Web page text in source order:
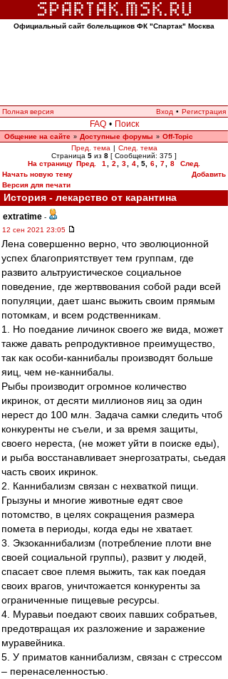
Официальный сайт болельщиков ФК "Спартак" Москва
Полная версия Вход • Регистрация
FAQ • Поиск
Общение на сайте » Доступные форумы » Off-Topic
Пред. тема | След. тема
Страница 5 из 8 [ Сообщений: 375 ]
На страницу Пред. 1 2 3 4 5 6 7 8
След.
Начать новую тему
Добавить
Версия для печати
История - лекарство от карантина
extratime -
12 сен 2021 23:05
Лена совершенно верно, что эволюционной
успех благоприятствует тем группам, где
развито альтруистическое социальное
поведение, где жертввования собой ради всей
популяции, дает шанс выжить своим прямым
потомкам, и всем родственникам.
1. Но поедание личинок своего же вида, может
также давать репродуктивное преимущество,
так как особи-каннибалы производят больше
яиц, чем не-каннибалы.
Рыбы производит огромное количество
икринок, от десяти миллионов яиц за один
нерест до 100 млн. Задача самки следить чтоб
конкуренты не съели, и за время защиты,
своего нереста, (не может уйти в поиске еды),
и рыба восстанавливает энергозатраты, сьедая
часть своих икринок.
2. Каннибализм связан с нехваткой пищи.
Грызуны и многие животные едят свое
потомство, в целях сокращения размера
помета в периоды, когда еды не хватает.
3. Экзоканнибализм (потребление плоти вне
своей социальной группы), развит у людей,
спасает свое племя выжить, так как поедая
своих врагов, уничтожается конкуренты за
ограниченные пищевые ресурсы.
4. Муравьи поедают своих павших собратьев,
предотвращая их разложение и заражение
муравейника.
5. У приматов каннибализм, связан с стрессом
– перенаселенностью.